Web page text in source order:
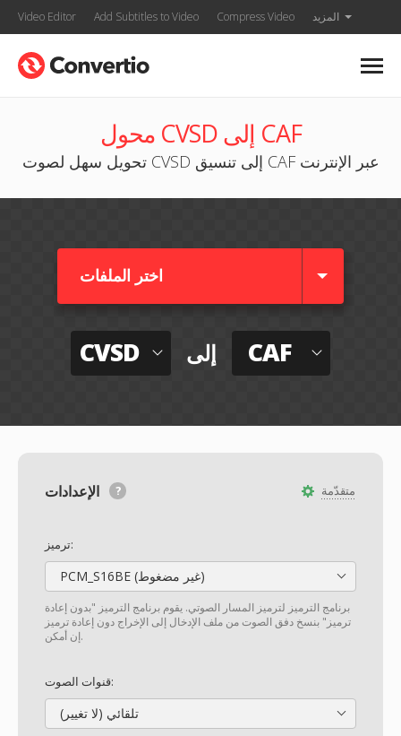
Video Editor Add Subtitles to Video Compress Video المزيد
محول CVSD إلى CAF
تحويل سهل لصوت CVSD إلى تنسيق CAF عبر الإنترنت
اختر الملفات
CVSD إلى CAF
متقدّمة
ترميز:
PCM_S16BE (غير مضغوط)
برنامج الترميز لترميز المسار الصوتي. يقوم برنامج الترميز "بدون إعادة
ترميز" بنسخ دفق الصوت من ملف الإدخال إلى الإخراج دون إعادة ترميز
إن أمكن.
قنوات الصوت:
تلقائي (لا تغيير)